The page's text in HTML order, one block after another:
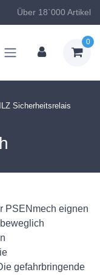
Über 18`000 Artikel
0
Sicherheitsrelais
PSENmech eignen
gefahrbringende